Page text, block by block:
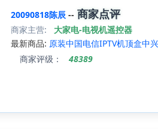
20090818陈辰 -- 商家点评
商家主营:
大家电-电视机遥控器
最新商品: 原装中国电信IPTV机顶盒中
商家评级：
48389